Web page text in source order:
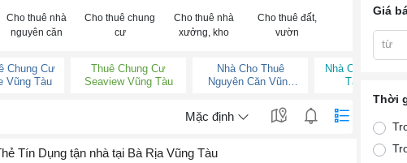
Cho thuê nhà
nguyên căn
Cho thuê chung
cư
Cho thuê nhà
xưởng, kho
Cho thuê đất,
vườn
Chung Cư
Vũng Tàu
Thuê Chung Cư
Seaview Vũng Tàu
Nhà Cho Thuê
Nguyên Căn Vũng
Nhà Cho Thuê
Tàu Giá Rẻ
Mặc định
Tín Dụng tận nhà tại Bà Rịa Vũng Tàu
Giá
từ
Thời